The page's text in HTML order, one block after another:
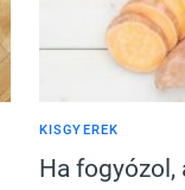
KISGYEREK
Ha fogyózol,